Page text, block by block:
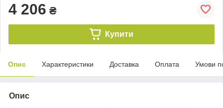
4 206 ₴
Купити
Опис Характеристики Доставка Оплата Умови
Опис